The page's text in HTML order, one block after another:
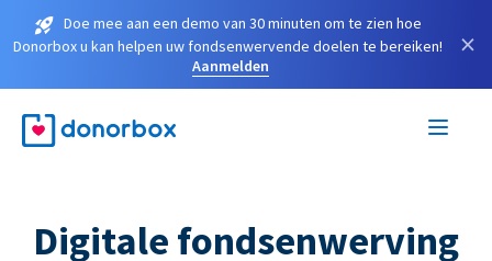
Doe mee aan een demo van 30 minuten om te zien hoe
Donorbox u kan helpen uw fondsenwervende doelen te bereiken!
Aanmelden
×
Digitale fondsenwerving